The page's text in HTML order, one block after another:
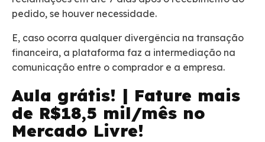
pedido, se houver necessidade.
E, caso ocorra qualquer divergência na transação
financeira, a plataforma faz a intermediação na
comunicação entre o comprador e a empresa.
Aula grátis! | Fature mais
de R$18,5 mil/mês no
Mercado Livre!